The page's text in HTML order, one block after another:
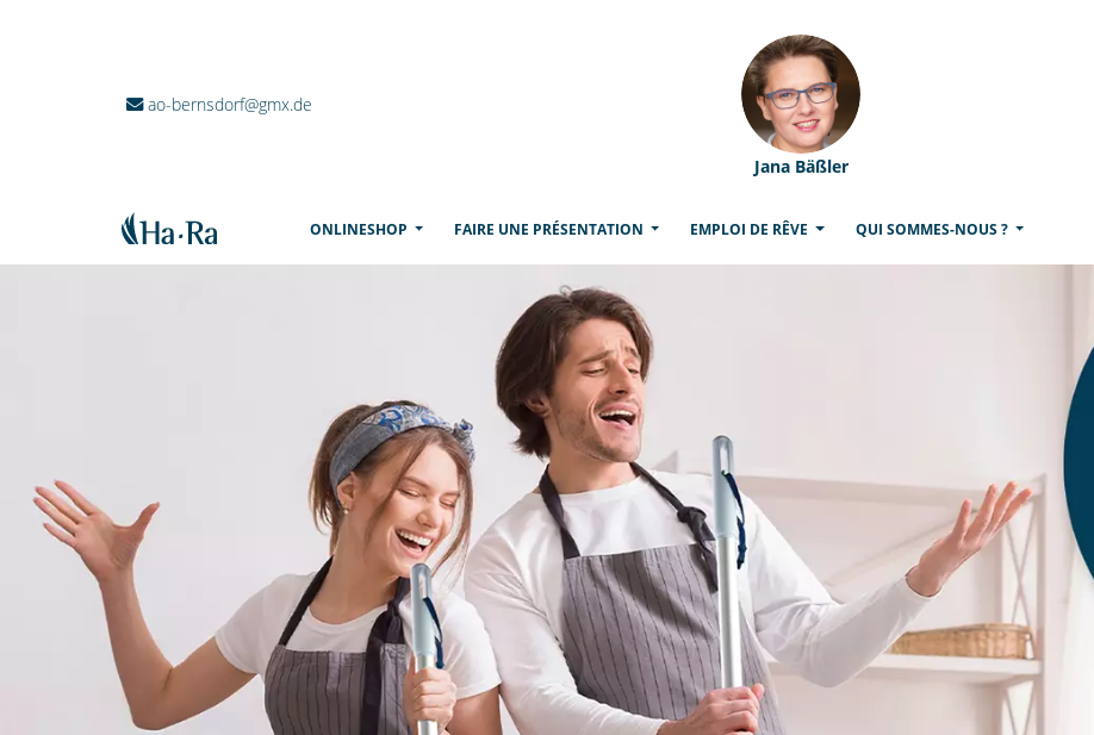
ao-bernsdorf@gmx.de
Jana Bäßler
ONLINESHOP (CURRENT)FAIRE UNE PRÉSENTATION EMPLOI DE RÊVE QUI SOMMES-NOUS ?